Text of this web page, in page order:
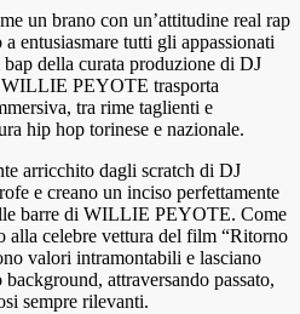
un brano con un’attitudine real rap
entusiasmare tutti gli appassionati
della curata produzione di DJ
PEYOTE trasporta
tra rime taglienti e
hip hop torinese e nazionale.
arricchito dagli scratch di DJ
e creano un inciso perfettamente
barre di WILLIE PEYOTE. Come
alla celebre vettura del film “Ritorno
valori intramontabili e lasciano
attraversando passato,
sempre rilevanti.